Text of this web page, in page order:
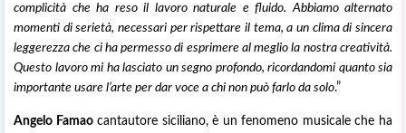
complicità che ha reso il lavoro naturale e fluido. Abbiamo alternato
momenti di serietà, necessari per rispettare il tema, a un clima di sincera
leggerezza che ci ha permesso di esprimere al meglio la nostra creatività.
Questo lavoro mi ha lasciato un segno profondo, ricordandomi quanto sia
importante usare l’arte per dar voce a chi non può farlo da solo.”
Angelo Famaocantautore siciliano, è un fenomeno musicale che ha